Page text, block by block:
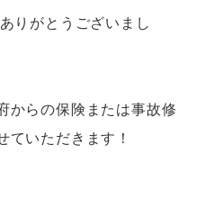
りがとうございまし
からの保険または事故修
ていただきます！